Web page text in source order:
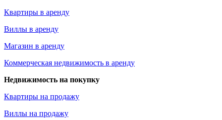
Квартиры в аренду
Виллы в аренду
Магазин в аренду
Коммерческая недвижимость в аренду
Недвижимость на покупку
Квартиры на продажу
Виллы на продажу